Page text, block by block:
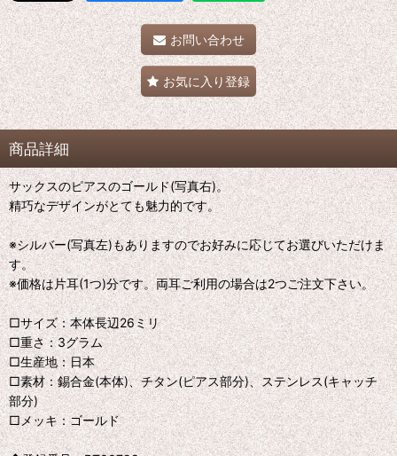
お問い合わせ
お気に入り登録
商品詳細
サックスのピアスのゴールド(写真右)。
精巧なデザインがとても魅力的です。
※シルバー(写真左)もありますのでお好みに応じてお選びいただけま
す。
※価格は片耳(1つ)分です。両耳ご利用の場合は2つご注文下さい。
□サイズ：本体長辺26ミリ
□重さ：3グラム
□生産地：日本
□素材：錫合金(本体)、チタン(ピアス部分)、ステンレス(キャッチ
部分)
□メッキ：ゴールド